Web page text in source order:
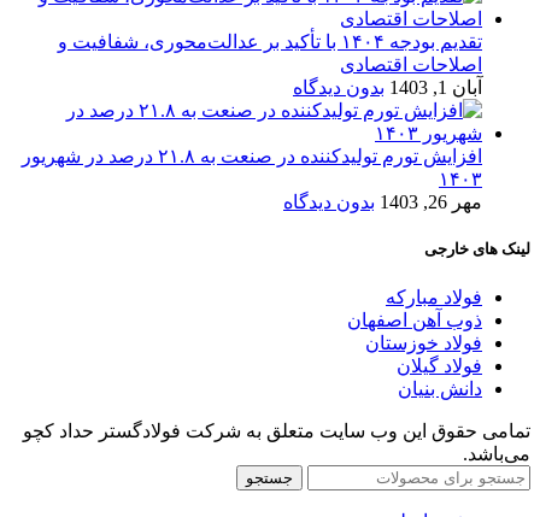
تقدیم بودجه ۱۴۰۴ با تأکید بر عدالت‌محوری، شفافیت و
اصلاحات اقتصادی
آبان 1, 1403
بدون دیدگاه
افزایش تورم تولیدکننده در صنعت به ۲۱.۸ درصد در شهریور
۱۴۰۳
مهر 26, 1403
بدون دیدگاه
لینک های خارجی
فولاد مبارکه
ذوب آهن اصفهان
فولاد خوزستان
فولاد گیلان
دانش بنیان
تمامی حقوق این وب سایت متعلق به شرکت فولادگستر حداد کچو
می‌باشد.
جستجو